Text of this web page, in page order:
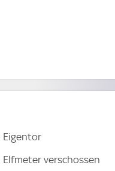
Eigentor
Elfmeter verschossen